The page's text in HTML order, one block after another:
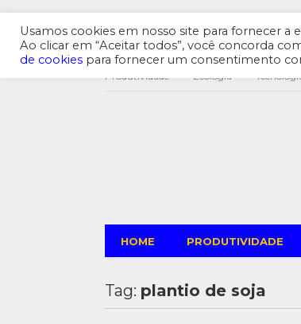
Produtividade Ecologia
HOME PRODUTIVIDADE
Tag: plantio de soja
Usamos cookies em nosso site para fornecer a
Ao clicar em “Aceitar todos”, você concorda
de cookies para fornecer um consentimento